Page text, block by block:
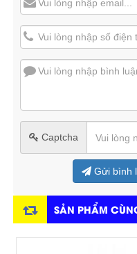
Captcha
Gửi bình
SẢN PHẨM